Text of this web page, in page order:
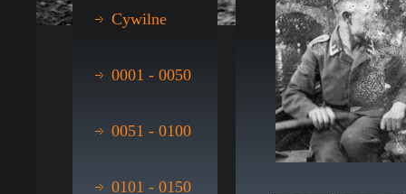
Cywilne
0001 - 0050
0051 - 0100
0101 - 0150